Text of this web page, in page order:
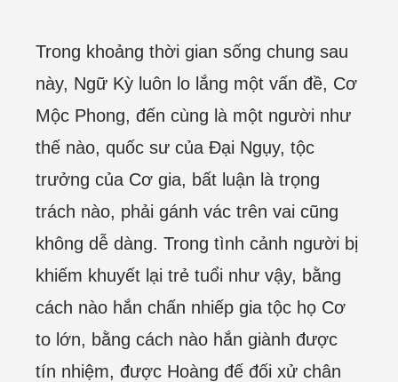
Trong khoảng thời gian sống chung sau
này, Ngữ Kỳ luôn lo lắng một vấn đề, Cơ
Mộc Phong, đến cùng là một người như
thế nào, quốc sư của Đại Ngụy, tộc
trưởng của Cơ gia, bất luận là trọng
trách nào, phải gánh vác trên vai cũng
không dễ dàng. Trong tình cảnh người bị
khiếm khuyết lại trẻ tuổi như vậy, bằng
cách nào hắn chấn nhiếp gia tộc họ Cơ
to lớn, bằng cách nào hắn giành được
tín nhiệm, được Hoàng đế đối xử chân